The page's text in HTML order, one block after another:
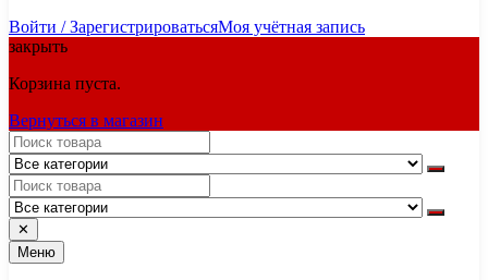
Войти / ЗарегистрироватьсяМоя учётная запись
закрыть
Корзина пуста.
Вернуться в магазин
✕
Меню